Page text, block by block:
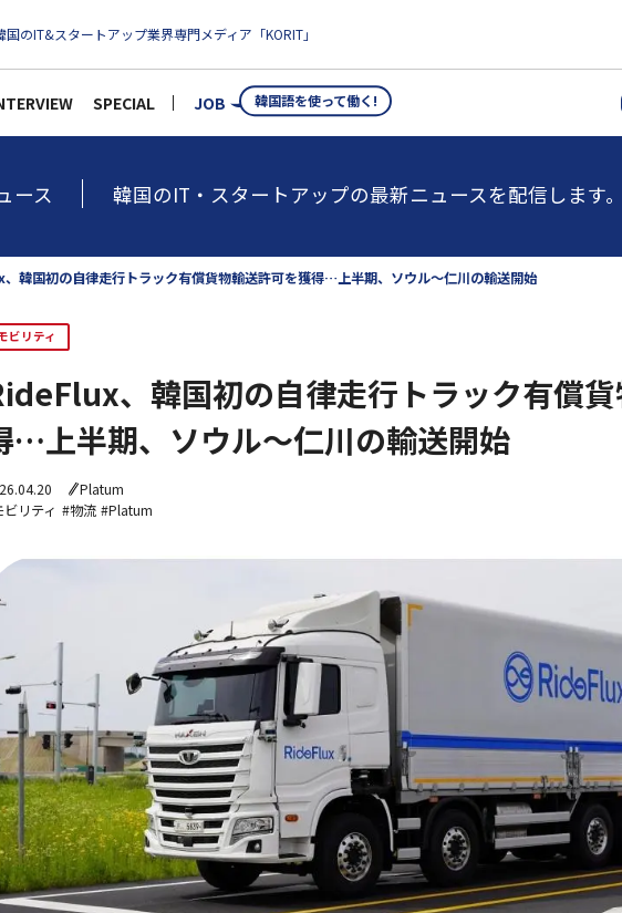
国のIT&スタートアップ業界専門メディア「KORIT」
SPECIAL JOB 韓国語を使って働く!
ース 韓国のIT・スタートアップの最新ニュースを配信します。
韓国初の自律走行トラック有償貨物輸送許可を獲得…上半期、ソウル〜仁川の輸送開始
ビリティ
、韓国初の自律走行トラック有償
…上半期、ソウル〜仁川の輸送開始
Platum
ビリティ #物流 #Platum